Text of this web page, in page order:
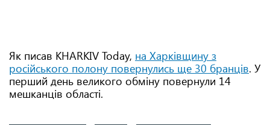
Як писав KHARKIV Today, на Харківщину з
російського полону повернулись ще 30 бранців. У
перший день великого обміну повернули 14
мешканців області.